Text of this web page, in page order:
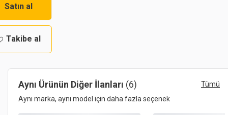
Satın al
Takibe al
Aynı Ürünün Diğer İlanları (6)
Tümü
Aynı marka, aynı model için daha fazla seçenek